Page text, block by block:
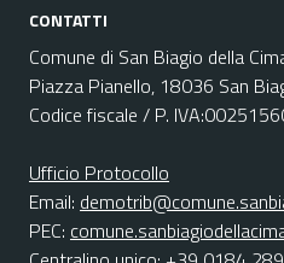
CONTATTI
Comune di San Biagio della
Piazza Pianello, 18036 San
Codice fiscale / P.
Ufficio Protocollo
Email:
PEC: